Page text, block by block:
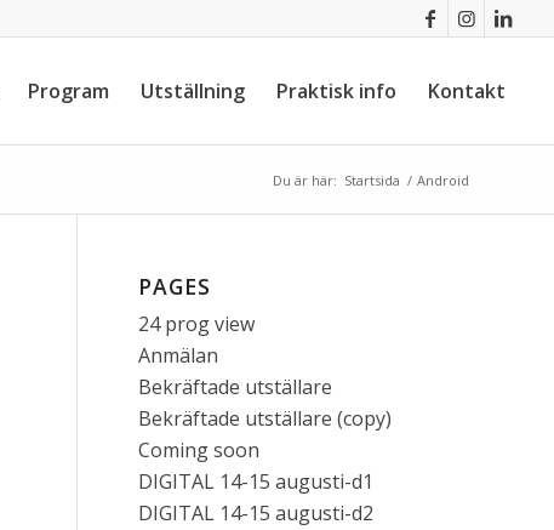
Program Utställning Praktisk info Kontakt
Du är här: Startsida / Android
PAGES
24 prog view
Anmälan
Bekräftade utställare
Bekräftade utställare (copy)
Coming soon
DIGITAL 14-15 augusti-d1
DIGITAL 14-15 augusti-d2